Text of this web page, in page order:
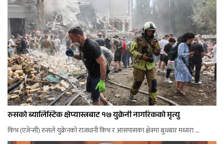
रुसको ब्यालिस्टिक क्षेप्यास्त्रबाट १७ युक्रेनी नागरिकको मृत्यु
किभ (एजेन्सी) रुसले युक्रेनको राजधानी किभ र आसपासका क्षेत्रमा बुधबार मध्यरा ...